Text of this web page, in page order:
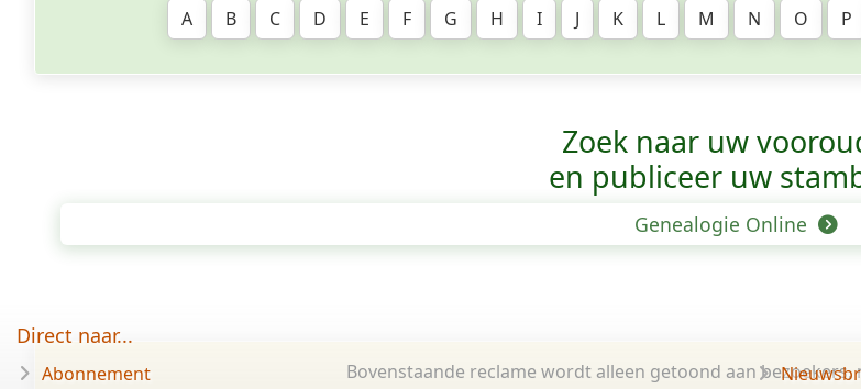
A
B C D E F G H I J K L M N O P
Zoek naar uw
en publiceer uw
Genealogie Online
Bovenstaande reclame wordt alleen getoond aan bezoekers,
Direct naar...
Abonnement